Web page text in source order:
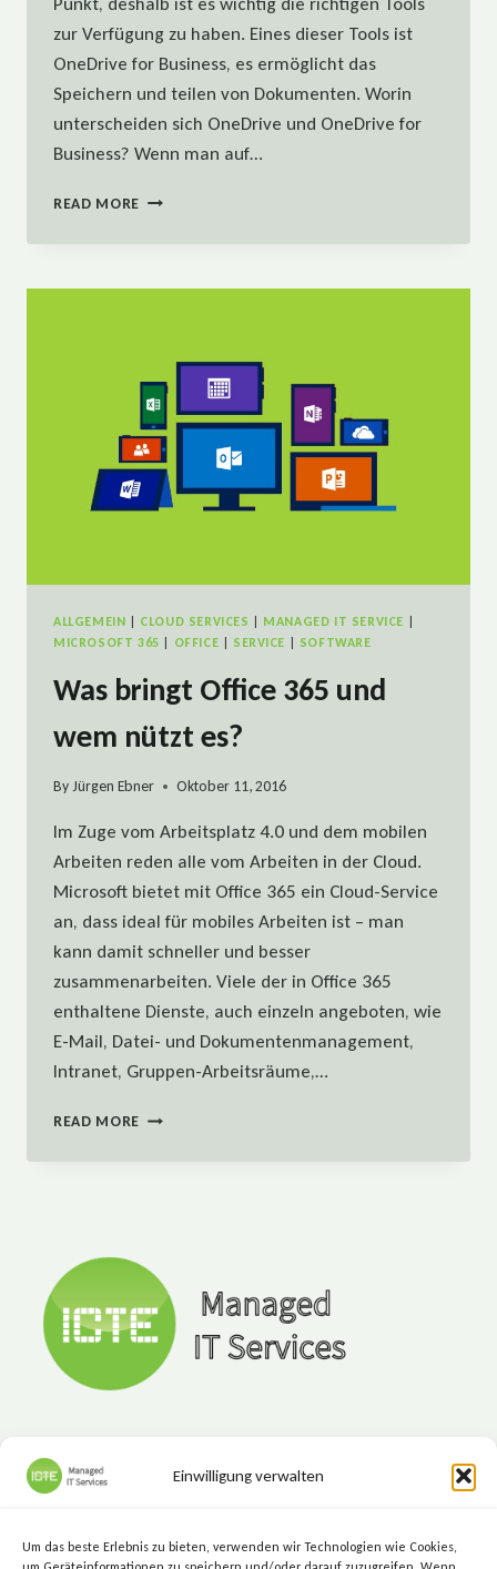
Einwilligung verwalten
Um das beste Erlebnis zu bieten, verwenden wir Technologien wie Cookies,
zur Verfügung zu haben. Eines dieser Tools ist
OneDrive for Business, es ermöglicht das
Speichern und teilen von Dokumenten. Worin
unterscheiden sich OneDrive und OneDrive for
Business? Wenn man auf…
READ MORE WORKPLACE
WAS
BUSINESS?
ALLGEMEIN CLOUD SERVICES MANAGED IT SERVICE
MICROSOFT 365
OFFICE SERVICE SOFTWARE
Was bringt Office 365 und
wem nützt es?
ByJürgen Ebner Oktober 11, 2016
Im Zuge vom Arbeitsplatz 4.0 und dem mobilen
Arbeiten reden alle vom Arbeiten in der Cloud.
Microsoft bietet mit Office 365 ein Cloud-Service
an, dass ideal für mobiles Arbeiten ist – man
kann damit schneller und besser
zusammenarbeiten. Viele der in Office 365
enthaltene Dienste, auch einzeln angeboten, wie
E-Mail, Datei- und Dokumentenmanagement,
Intranet, Gruppen-Arbeitsräume,…
READ MORE WAS
ES?
Marktgasse 7, 8720 Knittelfeld